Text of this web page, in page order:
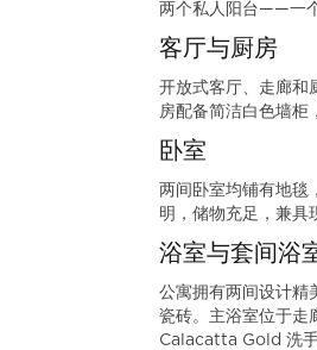
两个私人阳台——一
客厅与厨房
开放式客厅、走廊
房配备简洁白色墙
卧室
两间卧室均铺有地毯
明，储物充足，兼具
浴室与套间浴
公寓拥有两间设计
瓷砖。主浴室位于走
Calacatta Gold 洗手